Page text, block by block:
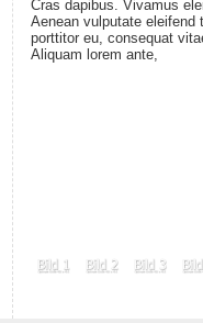
Cras dapibus. Vivamus
Aenean vulputate eleifend
porttitor eu, consequat
Aliquam lorem ante,